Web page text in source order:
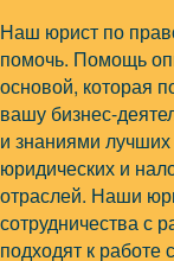
Наш юрист по
помочь. Помощь
основой, которая
вашу бизнес-
и знаниями
юридических и
отраслей. Наши
сотрудничества с
подходят к работе